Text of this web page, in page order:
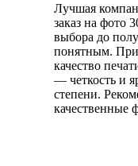
Лучшая
заказ на фото
выбора до
понятным.
качество
— четкость и
степени.
качественные